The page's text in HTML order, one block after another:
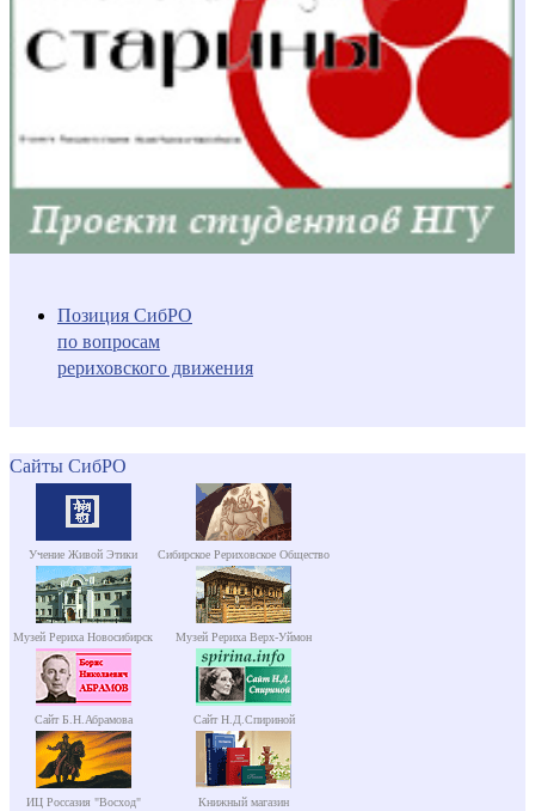
Позиция СибРО
по вопросам
рериховского движения
Сайты СибРО
Учение Живой Этики Сибирское Рериховское Общество
Музей Рериха Новосибирск Музей Рериха Верх-Уймон
Сайт Б.Н.Абрамова Сайт Н.Д.Спириной
ИЦ Россазия "Восход" Книжный магазин